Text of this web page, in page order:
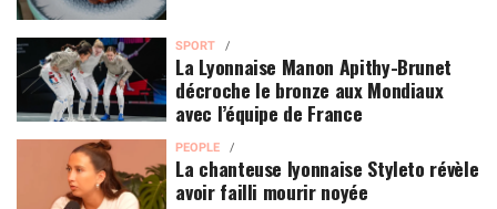
SPORT
La Lyonnaise Manon Apithy-Brunet
décroche le bronze aux Mondiaux
avec l’équipe de France
PEOPLE
La chanteuse lyonnaise Styleto révèle
avoir failli mourir noyée